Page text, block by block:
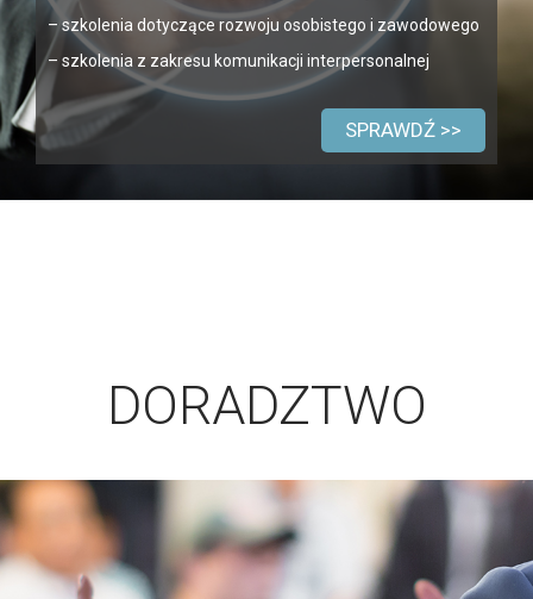
– szkolenia dotyczące rozwoju osobistego i zawodowego
– szkolenia z zakresu komunikacji interpersonalnej
SPRAWDŹ >>
DORADZTWO